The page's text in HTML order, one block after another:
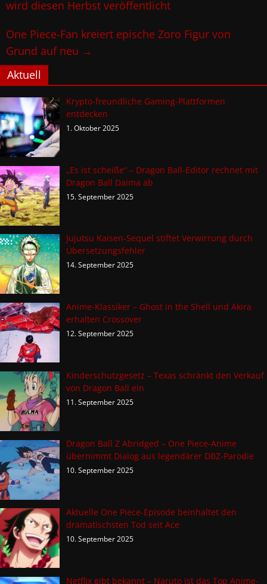
wird diesen Herbst veröffentlicht
One Piece-Fan kreiert epische Zoro Figur von
Grund auf neu →
Aktuell
Krypto-freundliche Gaming-Plattformen
entdecken
1. Oktober 2025
„Es ist scheiße“ – Dragon Ball-Editor rechnet mit
Dragon Ball Daima ab
15. September 2025
Jujutsu Kaisen-Sequel stiftet Verwirrung durch
Übersetzungsfehler
14. September 2025
Anime-Klassiker – Ghost in the Shell und Akira
erhalten Crossover
12. September 2025
Kinderschutzgesetz – Texas schränkt den Verkauf
von Dragon Ball ein
11. September 2025
Dragon Ball Z Abridged – One Piece-Anime
übernimmt Dialog aus legendärer DBZ-Parodie
10. September 2025
Aktuelle One Piece-Episode beinhaltet den
dramatischsten Tod seit Ace
10. September 2025
Netflix gibt bekannt – Naruto ist das Top Anime-